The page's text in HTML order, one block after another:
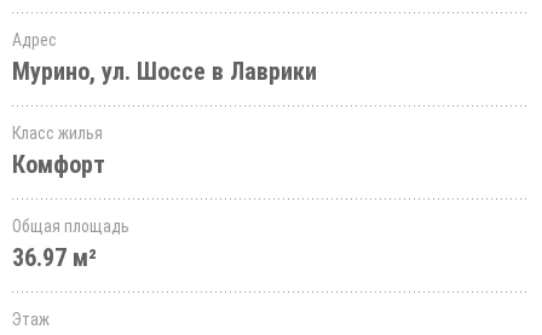
Адрес
Мурино, ул. Шоссе в Лаврики
Класс жилья
Комфорт
Общая площадь
36.97 м²
Этаж